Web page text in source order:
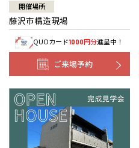
開催場所
藤沢市構造現場
QUOカード1000円分進呈中！
ご来場予約